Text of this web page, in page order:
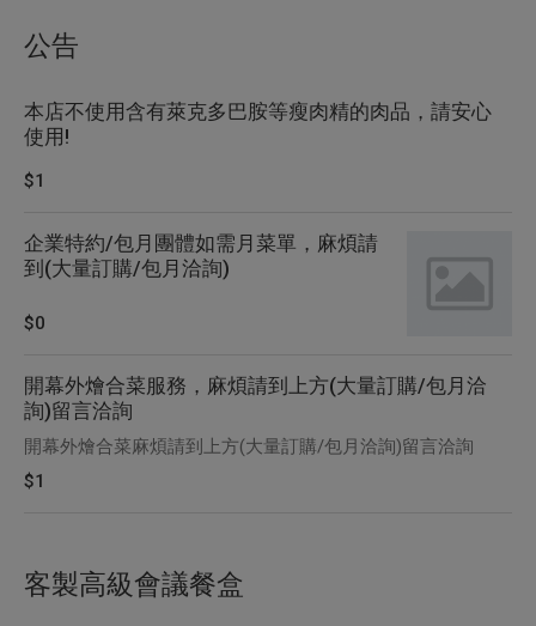
公告
本店不使用含有萊克多巴胺等瘦肉精的肉品，請安心
使用!
$1
企業特約/包月團體如需月菜單，麻煩請
到(大量訂購/包月洽詢)
$0
開幕外燴合菜服務，麻煩請到上方(大量訂購/包月洽
詢)留言洽詢
開幕外燴合菜麻煩請到上方(大量訂購/包月洽詢)留言洽詢
$1
客製高級會議餐盒